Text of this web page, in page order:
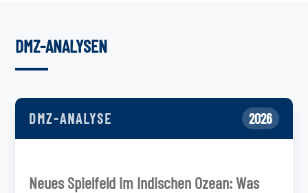
DMZ-ANALYSEN
DMZ-ANALYSE 2026
Neues Spielfeld im Indischen Ozean: Was